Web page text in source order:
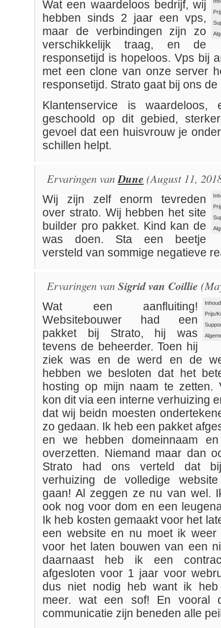
Wat een waardeloos bedrijf, wij
hebben sinds 2 jaar een vps,
maar de verbindingen zijn zo
verschikkelijk traag, en de
responsetijd is hopeloos. Vps bij
met een clone van onze server
responsetijd. Strato gaat bij ons de
Klantenservice is waardeloos,
geschoold op dit gebied,
gevoel dat een huisvrouw je
schillen helpt.
Ervaringen vanDune (August 11,
Wij zijn zelf enorm tevreden
over strato. Wij hebben het site
builder pro pakket. Kind kan de
was doen. Sta een beetje
versteld van sommige negatieve
Ervaringen van Sigrid van Coillie
Prijs/
Wat een aanfluiting!
Websitebouwer had een
pakket bij Strato, hij was
tevens de beheerder. Toen hij
ziek was en de werd en de
hebben we besloten dat het
hosting op mijn naam te zetten.
kon dit via een interne verhuizing
dat wij beidn moesten
zo gedaan. Ik heb een pakket
en we hebben domeinnaam
overzetten. Niemand maar dan
Strato had ons verteld dat
verhuizing de volledige
gaan! Al zeggen ze nu van wel.
ook nog voor dom en een
Ik heb kosten gemaakt voor het
een website en nu moet ik weer
voor het laten bouwen van een
daarnaast heb ik een
afgesloten voor 1 jaar voor
dus niet nodig heb want ik heb
meer. wat een sof! En vooral
communicatie zijn beneden alle